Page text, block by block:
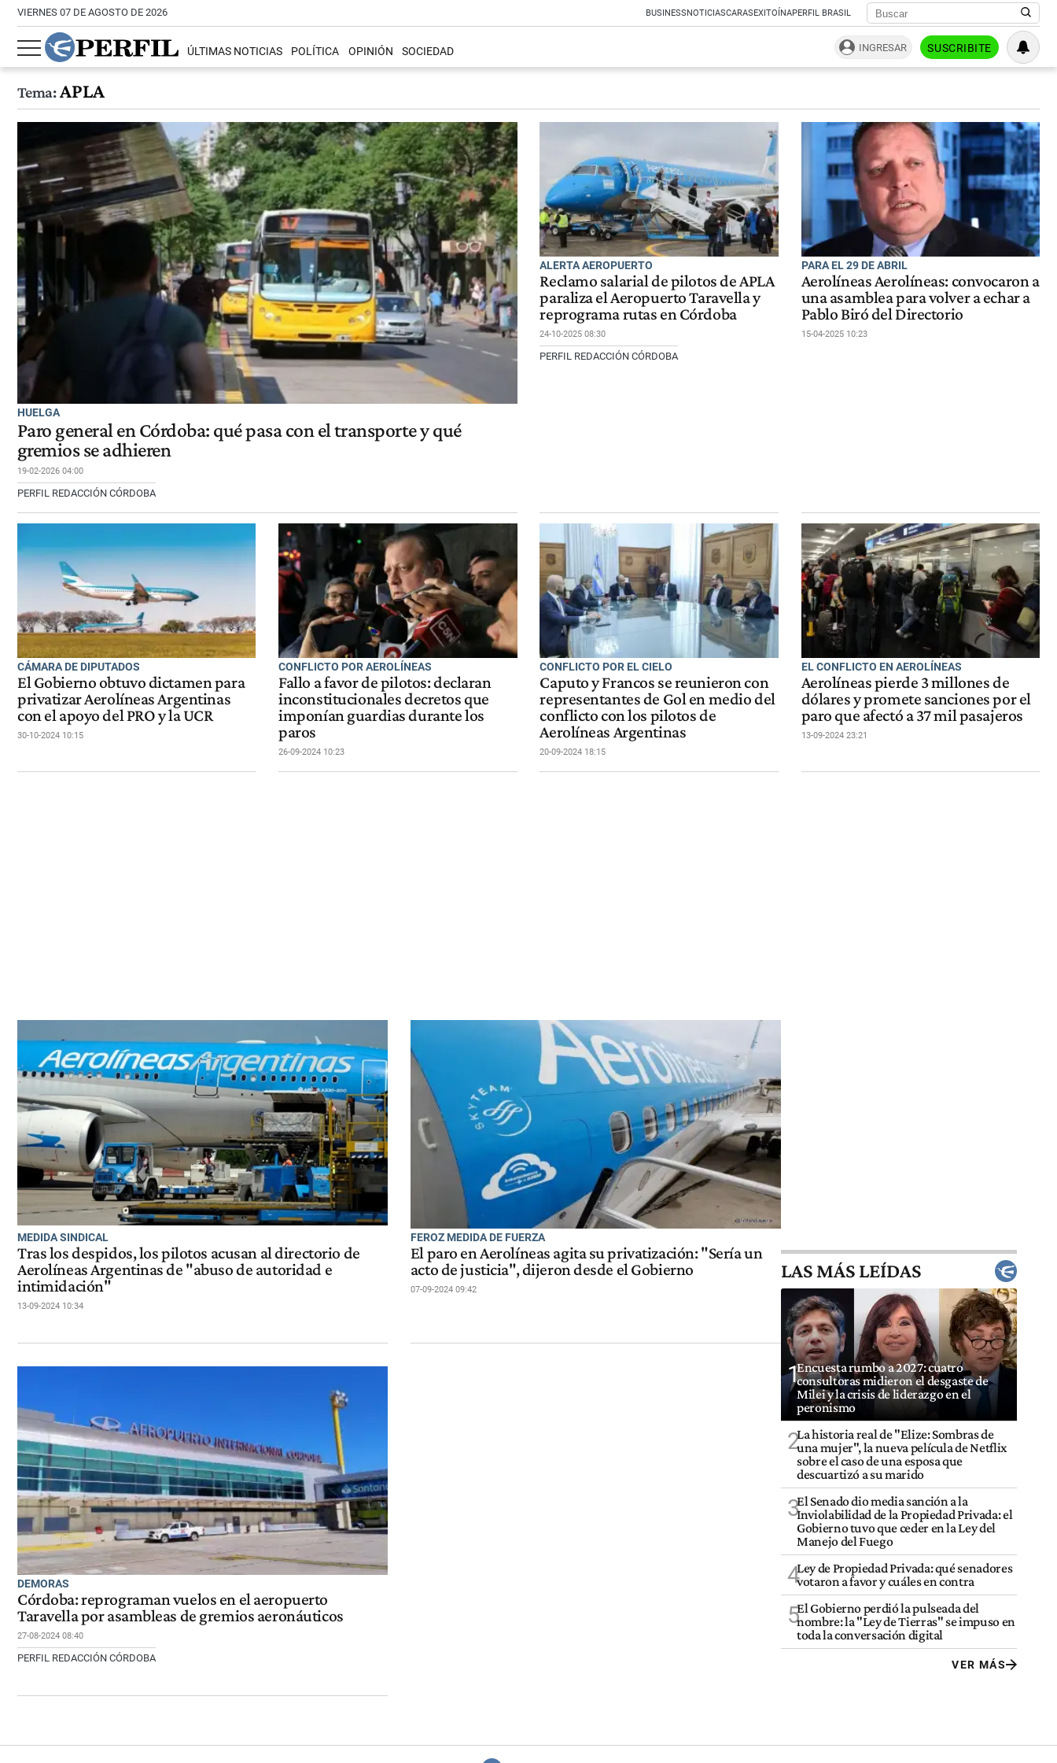
VIERNES 07 DE AGOSTO DE 2026 BUSINESSNOTICIASCARASEXITOÍNAPERFIL BRASIL
ÚLTIMAS NOTICIAS POLÍTICA OPINIÓN SOCIEDAD INGRESAR SUSCRIBITE
Tema:APLA
HUELGA
Paro general en Córdoba: qué pasa con el transporte y qué
gremios se adhieren
19-02-2026 04:00
PERFIL REDACCIÓN CÓRDOBA
ALERTA AEROPUERTO
Reclamo salarial de pilotos de APLA
paraliza el Aeropuerto Taravella y
reprograma rutas en Córdoba
24-10-2025 08:30
PERFIL REDACCIÓN CÓRDOBA
PARA EL 29 DE ABRIL
Aerolíneas Aerolíneas: convocaron a
una asamblea para volver a echar a
Pablo Biró del Directorio
15-04-2025 10:23
CÁMARA DE DIPUTADOS
El Gobierno obtuvo dictamen para
privatizar Aerolíneas Argentinas
con el apoyo del PRO y la UCR
30-10-2024 10:15
CONFLICTO POR AEROLÍNEAS
Fallo a favor de pilotos: declaran
inconstitucionales decretos que
imponían guardias durante los
paros
26-09-2024 10:23
CONFLICTO POR EL CIELO
Caputo y Francos se reunieron con
representantes de Gol en medio del
conflicto con los pilotos de
Aerolíneas Argentinas
20-09-2024 18:15
EL CONFLICTO EN AEROLÍNEAS
Aerolíneas pierde 3 millones de
dólares y promete sanciones por el
paro que afectó a 37 mil pasajeros
13-09-2024 23:21
MEDIDA SINDICAL
Tras los despidos, los pilotos acusan al directorio de
Aerolíneas Argentinas de "abuso de autoridad e
intimidación"
13-09-2024 10:34
FEROZ MEDIDA DE FUERZA
El paro en Aerolíneas agita su privatización: "Sería un
acto de justicia", dijeron desde el Gobierno
07-09-2024 09:42
DEMORAS
Córdoba: reprograman vuelos en el aeropuerto
Taravella por asambleas de gremios aeronáuticos
27-08-2024 08:40
PERFIL REDACCIÓN CÓRDOBA
LAS MÁS LEÍDAS
1Encuesta rumbo a 2027: cuatro
consultoras midieron el desgaste de
Milei y la crisis de liderazgo en el
peronismo
2La historia real de "Elize: Sombras de
una mujer", la nueva película de Netflix
sobre el caso de una esposa que
descuartizó a su marido
3El Senado dio media sanción a la
Inviolabilidad de la Propiedad Privada: el
Gobierno tuvo que ceder en la Ley del
Manejo del Fuego
4Ley de Propiedad Privada: qué senadores
votaron a favor y cuáles en contra
5El Gobierno perdió la pulseada del
nombre: la "Ley de Tierras" se impuso en
toda la conversación digital
VER MÁS